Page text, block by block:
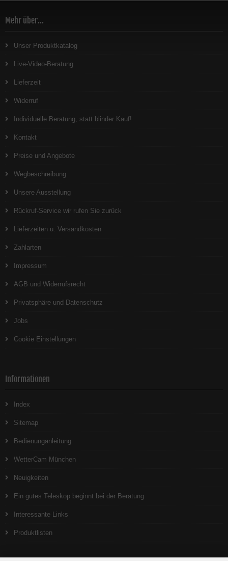
Mehr über...
Unser Produktkatalog
Live-Video-Beratung
Lieferzeit
Widerruf
Individuelle Beratung, statt blinder Kauf!
Kontakt
Preise und Angebote
Wegbeschreibung
Unsere Ausstellung
Rückruf-Service wir rufen Sie zurück
Lieferzeiten u. Versandkosten
Zahlarten
Impressum
AGB und Widerrufsrecht
Privatsphäre und Datenschutz
Jobs
Cookie Einstellungen
Informationen
Index
Sitemap
Bedienunganleitung
WetterCam München
Neuigkeiten
Ein gutes Teleskop beginnt bei der Beratung
Interessante Links
Produktlisten